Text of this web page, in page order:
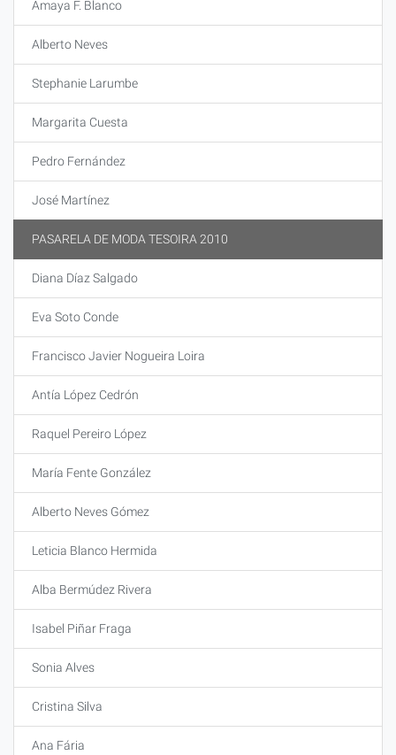
Amaya F. Blanco
Alberto Neves
Stephanie Larumbe
Margarita Cuesta
Pedro Fernández
José Martínez
PASARELA DE MODA TESOIRA 2010
Diana Díaz Salgado
Eva Soto Conde
Francisco Javier Nogueira Loira
Antía López Cedrón
Raquel Pereiro López
María Fente González
Alberto Neves Gómez
Leticia Blanco Hermida
Alba Bermúdez Rivera
Isabel Piñar Fraga
Sonia Alves
Cristina Silva
Ana Fária